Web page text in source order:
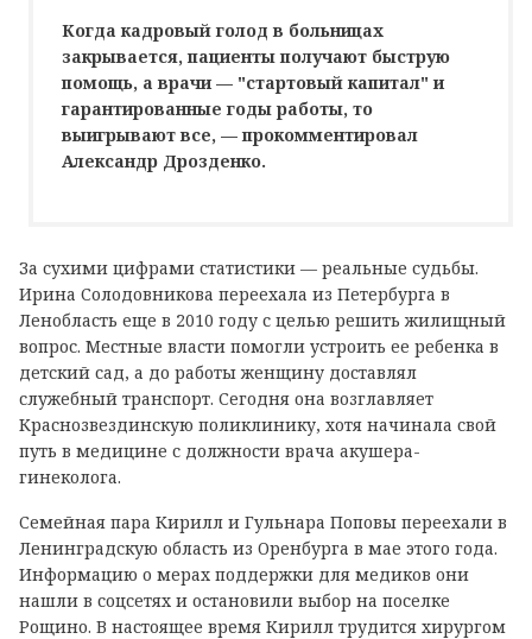
Когда кадровый голод в больницах
закрывается, пациенты получают быструю
помощь, а врачи — "стартовый капитал" и
гарантированные годы работы, то
выигрывают все, — прокомментировал
Александр Дрозденко.
За сухими цифрами статистики — реальные судьбы.
Ирина Солодовникова переехала из Петербурга в
Ленобласть еще в 2010 году с целью решить жилищный
вопрос. Местные власти помогли устроить ее ребенка в
детский сад, а до работы женщину доставлял
служебный транспорт. Сегодня она возглавляет
Краснозвездинскую поликлинику, хотя начинала свой
путь в медицине с должности врача акушера-
гинеколога.
Семейная пара Кирилл и Гульнара Поповы переехали в
Ленинградскую область из Оренбурга в мае этого года.
Информацию о мерах поддержки для медиков они
нашли в соцсетях и остановили выбор на поселке
Рощино. В настоящее время Кирилл трудится хирургом